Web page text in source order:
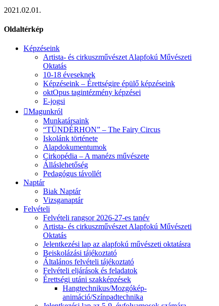
2021.02.01.
Oldaltérkép
Képzéseink
Artista- és cirkuszművészet Alapfokú Művészeti
Oktatás
10-18 éveseknek
Képzéseink – Érettségire épülő képzéseink
oktOpus tagintézmény képzései
E-jogsi
Magunkról
Munkatársaink
“TÜNDÉRHON” – The Fairy Circus
Iskolánk története
Alapdokumentumok
Cirkopédia – A manézs művészete
Álláslehetőség
Pedagógus távollét
Naptár
Biak Naptár
Vizsganaptár
Felvételi
Felvételi rangsor 2026-27-es tanév
Artista- és cirkuszművészet Alapfokú Művészeti
Oktatás
Jelentkezési lap az alapfokú művészeti oktatásra
Beiskolázási tájékoztató
Általános felvételi tájékoztató
Felvételi eljárások és feladatok
Érettségi utáni szakképzések
Hangtechnikus/Mozgókép-
animáció/Színpadtechnika